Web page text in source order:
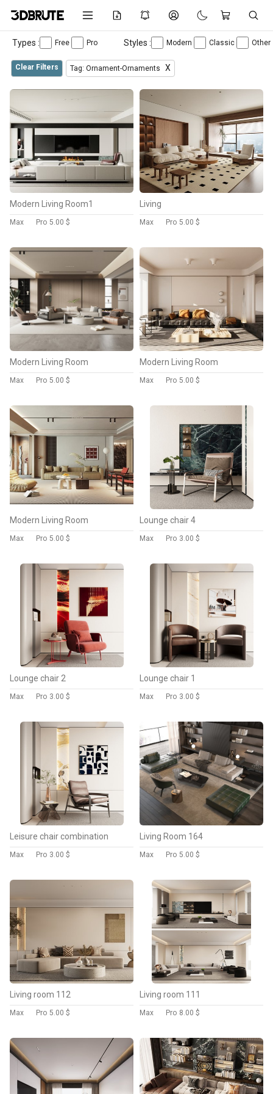
Types : Free Pro Styles : Modern Classic Other
Clear Filters Tag: Ornament-Ornaments X
Modern Living Room1
Max Pro 5.00 $
Living
Max Pro 5.00 $
Modern Living Room
Max Pro 5.00 $
Modern Living Room
Max Pro 5.00 $
Modern Living Room
Max Pro 5.00 $
Lounge chair 4
Max Pro 3.00 $
Lounge chair 2
Max Pro 3.00 $
Lounge chair 1
Max Pro 3.00 $
Leisure chair combination
Max Pro 3.00 $
Living Room 164
Max Pro 5.00 $
Living room 112
Max Pro 5.00 $
Living room 111
Max Pro 8.00 $